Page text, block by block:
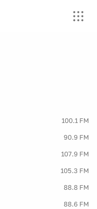
100.1 FM
90.9 FM
107.9 FM
105.3 FM
88.8 FM
88.6 FM